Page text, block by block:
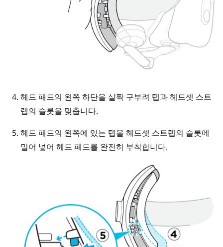
헤드 패드의 왼쪽 하단을 살짝 구부려 탭과 헤드셋 스트
랩의 슬롯을 맞춥니다.
헤드 패드의 왼쪽에 있는 탭을 헤드셋 스트랩의 슬롯에
밀어 넣어 헤드 패드를 완전히 부착합니다.